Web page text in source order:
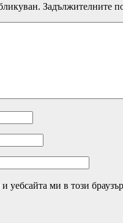
Задължителните
уебсайта ми в този